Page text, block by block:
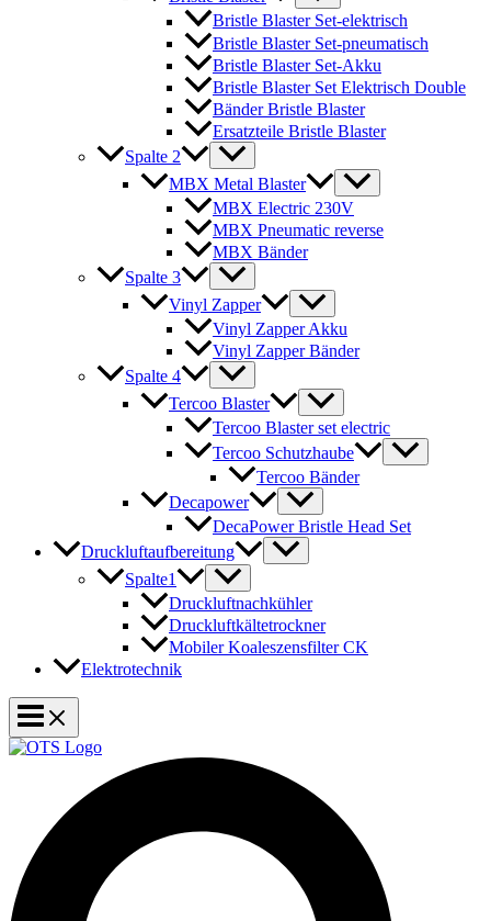
Bristle Blaster Set-elektrisch
Bristle Blaster Set-pneumatisch
Bristle Blaster Set-Akku
Bristle Blaster Set Elektrisch Double
Bänder Bristle Blaster
Ersatzteile Bristle Blaster
Spalte 2
MBX Metal Blaster
MBX Electric 230V
MBX Pneumatic reverse
MBX Bänder
Spalte 3
Vinyl Zapper
Vinyl Zapper Akku
Vinyl Zapper Bänder
Spalte 4
Tercoo Blaster
Tercoo Blaster set electric
Tercoo Schutzhaube
Tercoo Bänder
Decapower
DecaPower Bristle Head Set
Druckluftaufbereitung
Spalte1
Druckluftnachkühler
Druckluftkältetrockner
Mobiler Koaleszensfilter CK
Elektrotechnik